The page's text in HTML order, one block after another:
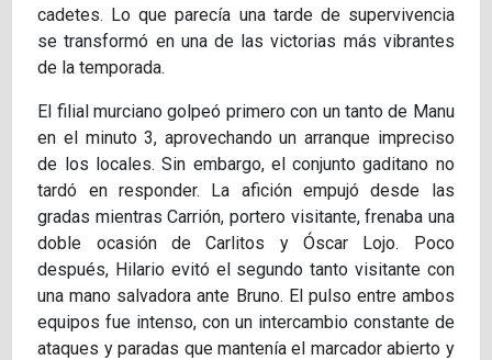
cadetes. Lo que parecía una tarde de supervivencia
se transformó en una de las victorias más vibrantes
de la temporada.
El filial murciano golpeó primero con un tanto de Manu
en el minuto 3, aprovechando un arranque impreciso
de los locales. Sin embargo, el conjunto gaditano no
tardó en responder. La afición empujó desde las
gradas mientras Carrión, portero visitante, frenaba una
doble ocasión de Carlitos y Óscar Lojo. Poco
después, Hilario evitó el segundo tanto visitante con
una mano salvadora ante Bruno. El pulso entre ambos
equipos fue intenso, con un intercambio constante de
ataques y paradas que mantenía el marcador abierto y